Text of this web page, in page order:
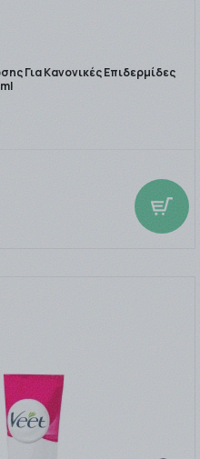
Για Κανονικές Επιδερμίδες